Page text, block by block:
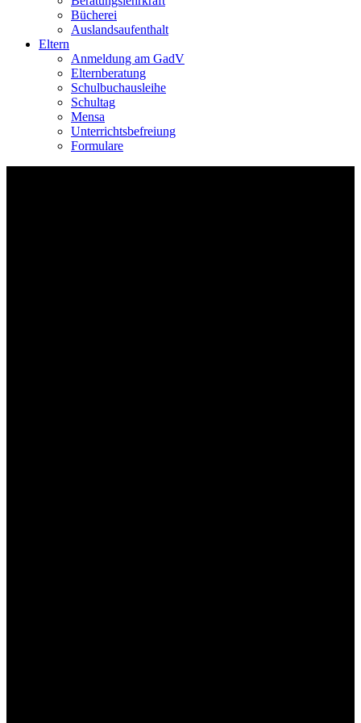
Bücherei
Auslandsaufenthalt
Eltern
Anmeldung am GadV
Elternberatung
Schulbuchausleihe
Schultag
Mensa
Unterrichtsbefreiung
Formulare